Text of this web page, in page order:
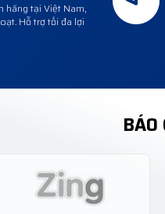
hãng tại Việt Nam,
Hỗ trợ tối đa lợi